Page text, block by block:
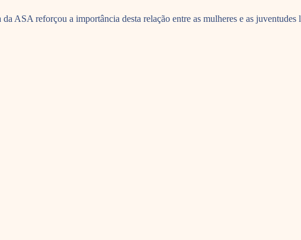
ASA reforçou a importância desta relação entre as mulheres e as